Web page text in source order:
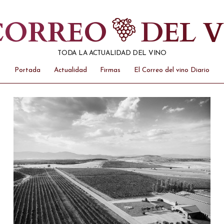
DEL
TODA LA ACTUALIDAD DEL VINO
Portada Actualidad Firmas El Correo del vino Diario